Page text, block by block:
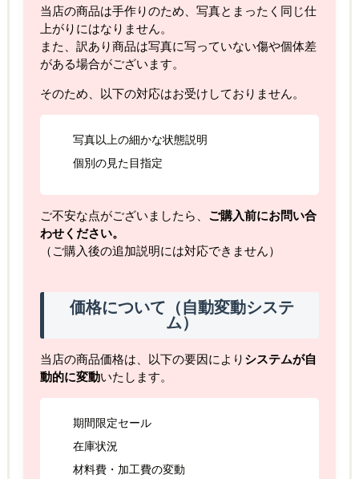
当店の商品は手作りのため、写真とまったく同じ仕
上がりにはなりません。
また、訳あり商品は写真に写っていない傷や個体差
がある場合がございます。
そのため、以下の対応はお受けしておりません。
写真以上の細かな状態説明
個別の見た目指定
ご不安な点がございましたら、 ご購入前にお問い合
わせください。
（ご購入後の追加説明には対応できません）
価格について（自動変動システ
ム）
当店の商品価格は、以下の要因により システムが自
動的に変動いたします。
期間限定セール
在庫状況
材料費・加工費の変動